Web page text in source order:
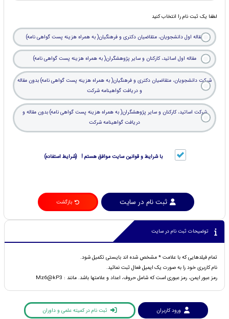
لطفا یک ثبت نام را انتخاب کنید
مقاله اول دانشجویان، متقاضیان دکتری و فرهنگیان( به همراه هزینه پست گواهی نامه)
مقاله اول اساتید، کارکنان و سایر پژوهشگران( به همراه هزینه پست گواهی نامه)
شرکت دانشجویان، متقاضیان دکتری و فرهنگیان( به همراه هزینه پست گواهی نامه) بدون مقاله
و دریافت گواهینامه شرکت
شرکت اساتید، کارکنان و سایر پژوهشگران( به همراه هزینه پست گواهی نامه) بدون مقاله و
دریافت گواهینامه شرکت
با شرایط و قوانین سایت موافق هستم ! (شرایط استفاده)
ثبت نام در سایت بازگشت
توضیحات ثبت نام در سایت
تمام فیلدهایی که با علامت * مشخص شده اند بایستی تکمیل شود.
نام کاربری خود را به صورت یک ایمیل فعال ثبت نمائید.
رمز عبور ایمن، رمز عبوری است که شامل حروف، اعداد و علامتها باشد. مانند : Mz6@kP3
ورود کاربران ثبت نام در کمیته علمی و داوران